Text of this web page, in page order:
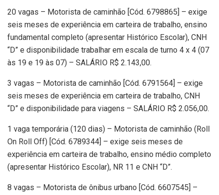
20 vagas – Motorista de caminhão [Cód. 6798865] – exige
seis meses de experiência em carteira de trabalho, ensino
fundamental completo (apresentar Histórico Escolar), CNH
“D” e disponibilidade trabalhar em escala de turno 4 x 4 (07
às 19 e 19 às 07) – SALÁRIO R$ 2.143,00.
3 vagas – Motorista de caminhão [Cód. 6791564] – exige
seis meses de experiência em carteira de trabalho, CNH
“D” e disponibilidade para viagens – SALÁRIO R$ 2.056,00.
1 vaga temporária (120 dias) – Motorista de caminhão (Roll
On Roll Off) [Cód. 6789344] – exige seis meses de
experiência em carteira de trabalho, ensino médio completo
(apresentar Histórico Escolar), NR 11 e CNH “D”.
8 vagas – Motorista de ônibus urbano [Cód. 6607545] –